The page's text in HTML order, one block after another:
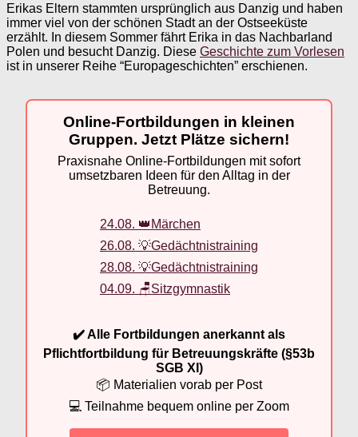
Erikas Eltern stammten ursprünglich aus Danzig und haben
immer viel von der schönen Stadt an der Ostseeküste
erzählt. In diesem Sommer fährt Erika in das Nachbarland
Polen und besucht Danzig. Diese Geschichte zum Vorlesen
ist in unserer Reihe “Europageschichten” erschienen.
Online-Fortbildungen in kleinen
Gruppen. Jetzt Plätze sichern!
Praxisnahe Online-Fortbildungen mit sofort
umsetzbaren Ideen für den Alltag in der
Betreuung.
24.08. 👑Märchen
26.08. 💡Gedächtnistraining
28.08. 💡Gedächtnistraining
04.09. 🪑Sitzgymnastik
✔️ Alle Fortbildungen anerkannt als
Pflichtfortbildung für Betreuungskräfte (§53b
SGB XI)
📦 Materialien vorab per Post
💻 Teilnahme bequem online per Zoom